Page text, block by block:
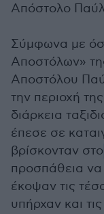
Απόστολο
Σύμφωνα με
Αποστόλων»
Αποστόλου
την περιοχή
διάρκεια
έπεσε σε
βρίσκονταν στο
προσπάθεια να
έκοψαν τις
υπήρχαν και